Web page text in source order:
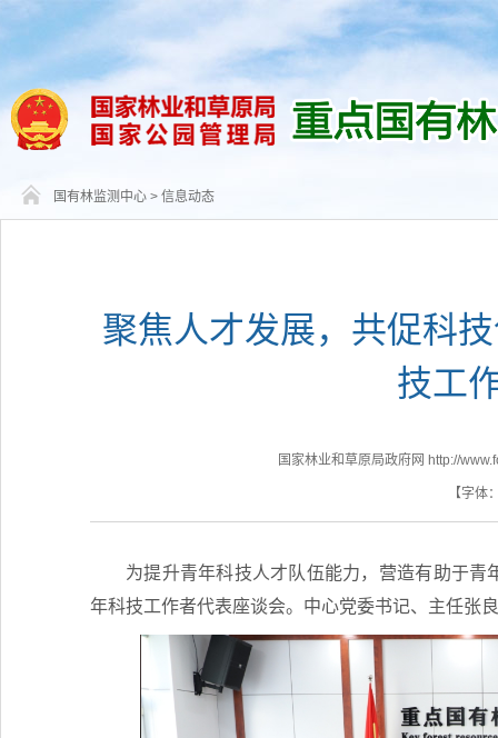
国有林监测中心 > 信息动态
聚焦人才发展，共促科
技工
国家林业和草原局政府网 http://
【字体
为提升青年科技人才队伍能力，营造有助于
年科技工作者代表座谈会。中心党委书记、主任张